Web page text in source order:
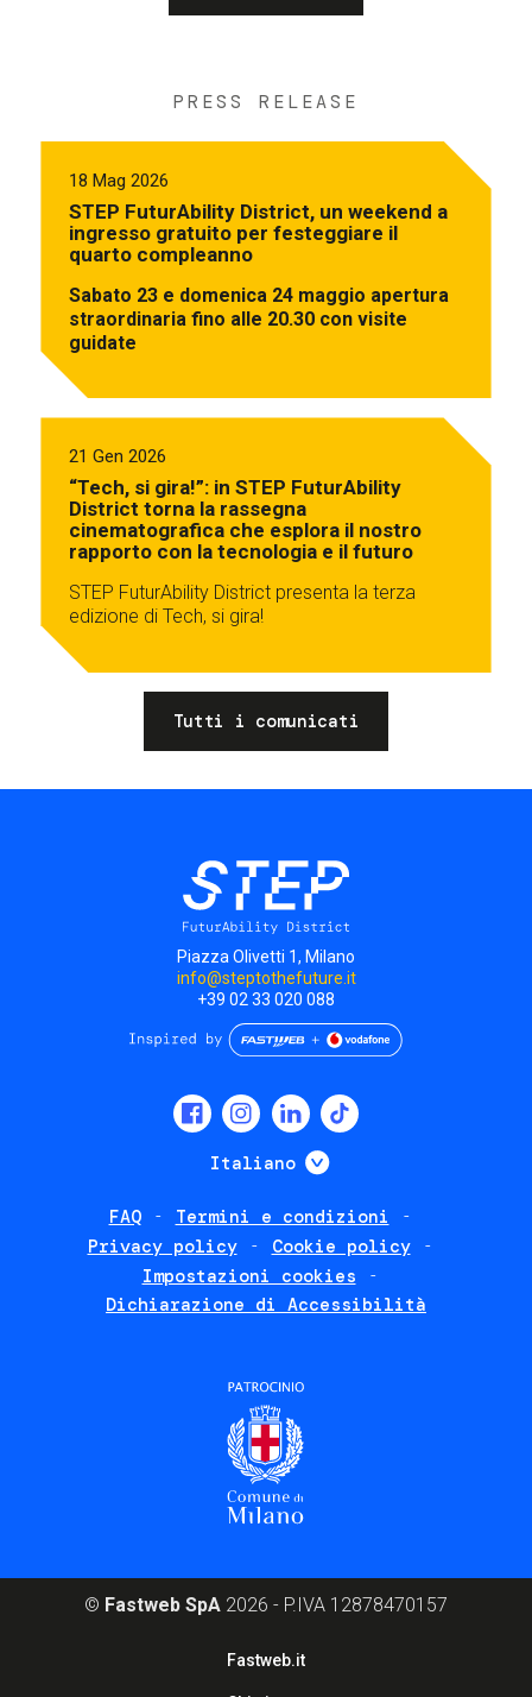
PRESS RELEASE
18 Mag 2026
STEP FuturAbility District, un weekend a
ingresso gratuito per festeggiare il
quarto compleanno
Sabato 23 e domenica 24 maggio apertura
straordinaria fino alle 20.30 con visite
guidate
21 Gen 2026
“Tech, si gira!”: in STEP FuturAbility
District torna la rassegna
cinematografica che esplora il nostro
rapporto con la tecnologia e il futuro
STEP FuturAbility District presenta la terza
edizione di Tech, si gira!
Tutti i comunicati
Piazza Olivetti 1, Milano
info@steptothefuture.it
+39 02 33 020 088
Italiano Mostra ulteriori
FAQ
Termini e condizioni
Privacy policy
Cookie policy
Impostazioni cookies
Dichiarazione di Accessibilità
© Fastweb SpA 2026 - P.IVA 12878470157
Fastweb.it